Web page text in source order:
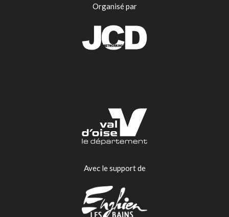
Organisé par
Avec le support de